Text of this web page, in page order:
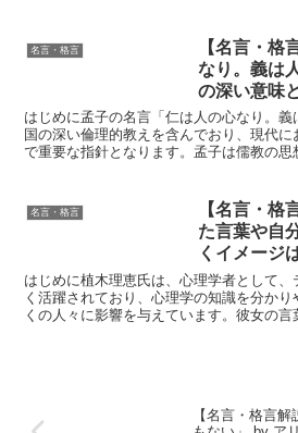
名言・格言
【名言・格
なり。義は
の深い意味
はじめに孟子の名言「仁は人の心なり。
国の深い倫理的教えを含んでおり、現代
で重要な指針となります。孟子は儒教の
名言・格言
【名言・格
た言葉や自
くイメージ
響を与えま
深い意味と
はじめに植木理恵氏は、心理学者として
く活躍されており、心理学の知識を分か
くの人々に影響を与えています。彼女の言
【名言・格言